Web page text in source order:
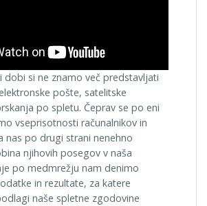
dobi si ne znamo več predstavljati
pošte, satelitske
po spletu. Čeprav se po eni
vseprisotnosti računalnikov in
nas po drugi strani nenehno
njihovih posegov v naša
po medmrežju nam denimo
in rezultate, za katere
naše spletne zgodovine